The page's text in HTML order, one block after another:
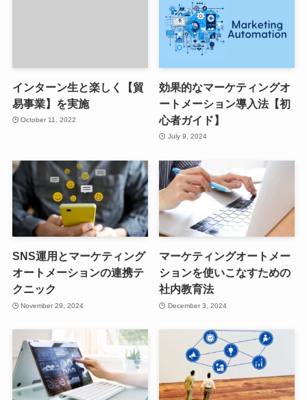
インターン生と楽しく【貿
易事業】を実施
October 11, 2022
効果的なマーケティングオ
ートメーション導入法【初
心者ガイド】
July 9, 2024
SNS運用とマーケティング
オートメーションの連携テ
クニック
November 29, 2024
マーケティングオートメー
ションを使いこなすための
社内教育法
December 3, 2024